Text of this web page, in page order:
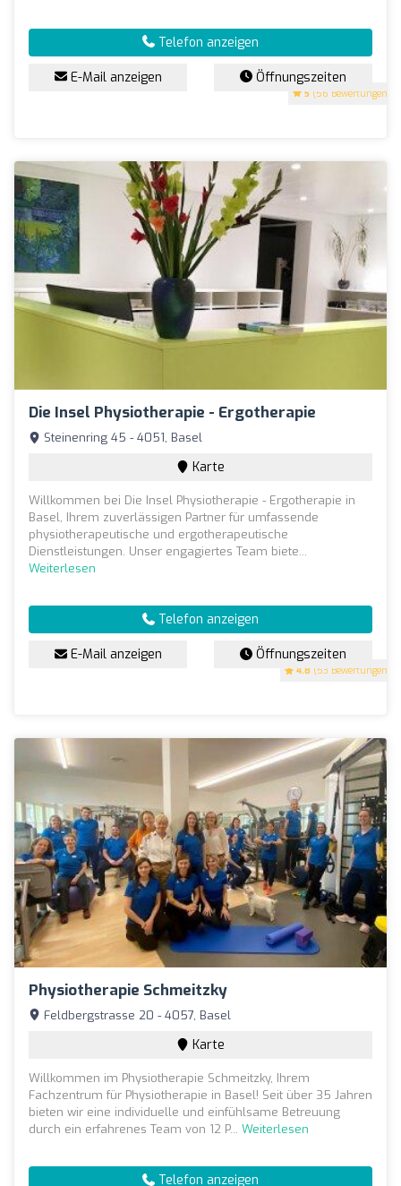
5 (56 Bewertungen)
Telefon anzeigen
E-Mail anzeigen Öffnungszeiten
Die Insel Physiotherapie - Ergotherapie
4.8 (53 Bewertungen)
Steinenring 45 - 4051, Basel
Karte
Willkommen bei Die Insel Physiotherapie - Ergotherapie in
Basel, Ihrem zuverlässigen Partner für umfassende
physiotherapeutische und ergotherapeutische
Dienstleistungen. Unser engagiertes Team biete...
Weiterlesen
Telefon anzeigen
E-Mail anzeigen Öffnungszeiten
Physiotherapie Schmeitzky
Feldbergstrasse 20 - 4057, Basel
Karte
Willkommen im Physiotherapie Schmeitzky, Ihrem
Fachzentrum für Physiotherapie in Basel! Seit über 35 Jahren
bieten wir eine individuelle und einfühlsame Betreuung
durch ein erfahrenes Team von 12 P... Weiterlesen
Telefon anzeigen